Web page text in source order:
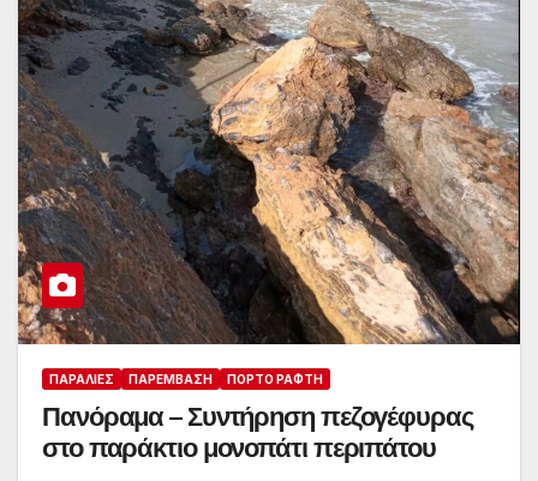
ΠΑΡΑΛΊΕΣ ΠΑΡΈΜΒΑΣΗ ΠΌΡΤΟ ΡΆΦΤΗ
Πανόραμα – Συντήρηση πεζογέφυρας
στο παράκτιο μονοπάτι περιπάτου